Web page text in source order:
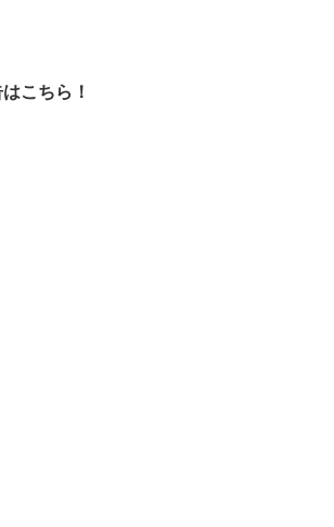
こちら！